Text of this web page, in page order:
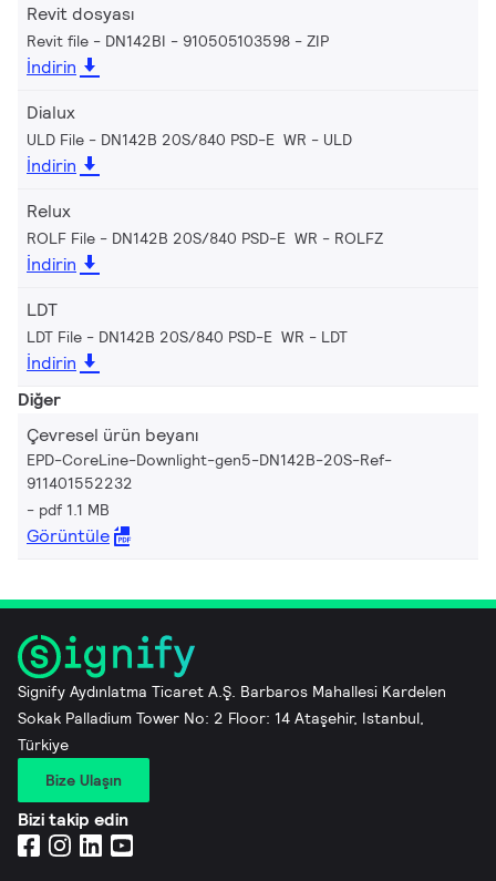
Revit dosyası
Revit file - DN142BI - 910505103598 ZIP
İndirin
Dialux
ULD File - DN142B 20S/840 PSD-E WR ULD
İndirin
Relux
ROLF File - DN142B 20S/840 PSD-E WR ROLFZ
İndirin
LDT
LDT File - DN142B 20S/840 PSD-E WR LDT
İndirin
Diğer
Çevresel ürün beyanı
EPD-CoreLine-Downlight-gen5-DN142B-20S-Ref-
911401552232
pdf 1.1 MB
Görüntüle
Signify Aydınlatma Ticaret A.Ş. Barbaros Mahallesi Kardelen
Sokak Palladium Tower No: 2 Floor: 14 Ataşehir, Istanbul,
Türkiye
Bize Ulaşın
Bizi takip edin